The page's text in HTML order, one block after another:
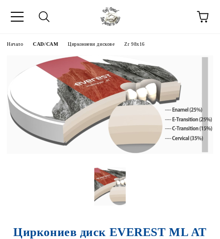
Начало CAD/CAM Циркониеви дискове Zr 98x16
Циркониев диск EVEREST ML AT